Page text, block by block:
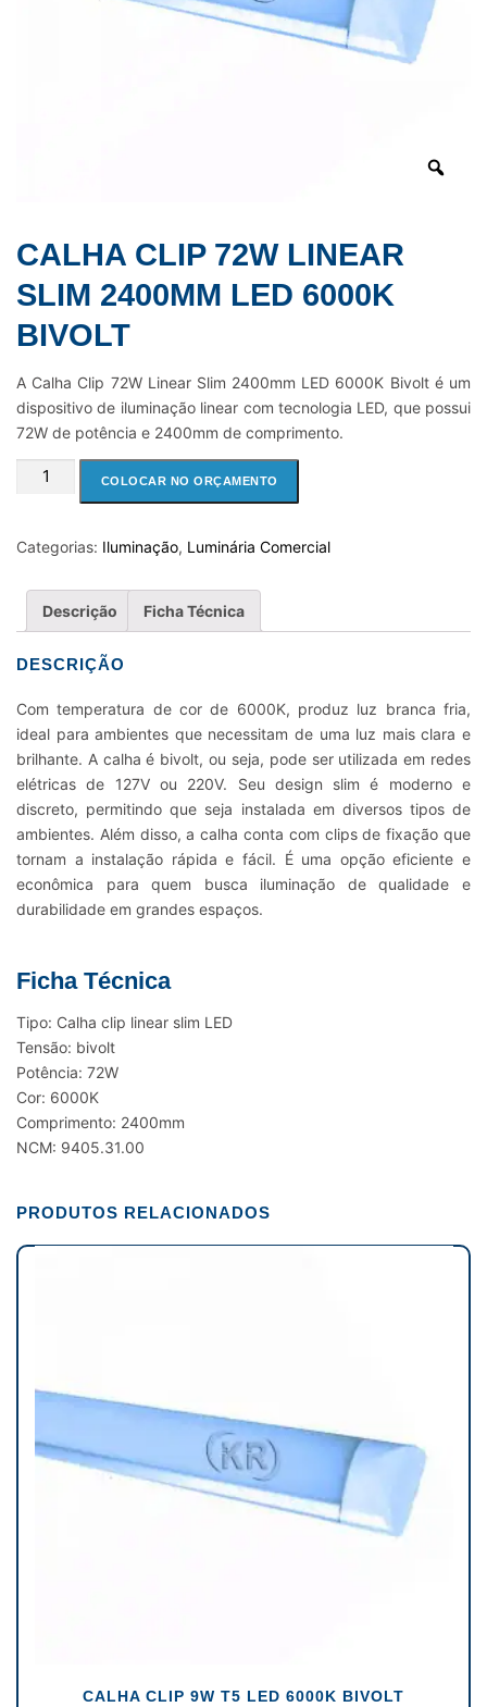
CALHA CLIP 72W LINEAR
SLIM 2400MM LED 6000K
BIVOLT
A Calha Clip 72W Linear Slim 2400mm LED 6000K Bivolt é um
dispositivo de iluminação linear com tecnologia LED, que possui
72W de potência e 2400mm de comprimento.
CALHA
LINEAR
2400MM
BIVOLT
COLOCAR NO ORÇAMENTO
Categorias: Iluminação, Luminária Comercial
Descrição Ficha Técnica
DESCRIÇÃO
Com temperatura de cor de 6000K, produz luz branca fria,
ideal para ambientes que necessitam de uma luz mais clara e
brilhante. A calha é bivolt, ou seja, pode ser utilizada em redes
elétricas de 127V ou 220V. Seu design slim é moderno e
discreto, permitindo que seja instalada em diversos tipos de
ambientes. Além disso, a calha conta com clips de fixação que
tornam a instalação rápida e fácil. É uma opção eficiente e
econômica para quem busca iluminação de qualidade e
durabilidade em grandes espaços.
Ficha Técnica
Tipo: Calha clip linear slim LED
Tensão: bivolt
Potência: 72W
Cor: 6000K
Comprimento: 2400mm
NCM: 9405.31.00
PRODUTOS RELACIONADOS
CALHA CLIP 9W T5 LED 6000K BIVOLT